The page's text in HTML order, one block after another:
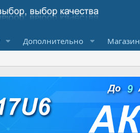
Дополнительно Магазин